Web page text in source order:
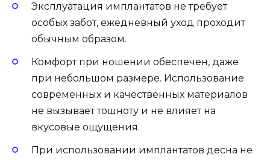
Эксплуатация имплантатов не требует
особых забот, ежедневный уход проходит
обычным образом.
Комфорт при ношении обеспечен, даже
при небольшом размере. Использование
современных и качественных материалов
не вызывает тошноту и не влияет на
вкусовые ощущения.
При использовании имплантатов десна не